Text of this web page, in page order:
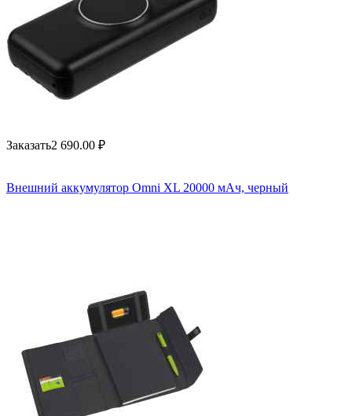
Заказать2 690.00 ₽
Внешний аккумулятор Omni XL 20000 мАч, черный